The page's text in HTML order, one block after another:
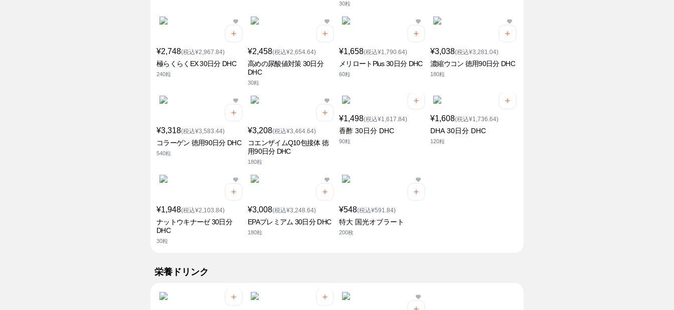
30粒
¥2,748(税込¥2,967.84)
極らくらくEX 30日分 DHC
240粒
¥2,458(税込¥2,654.64)
高めの尿酸値対策 30日分
DHC
30粒
¥1,658(税込¥1,790.64)
メリロートPlus 30日分 DHC
60粒
¥3,038(税込¥3,281.04)
濃縮ウコン 徳用90日分 DHC
180粒
¥3,318(税込¥3,583.44)
コラーゲン 徳用90日分 DHC
540粒
¥3,208(税込¥3,464.64)
コエンザイムQ10包接体 徳
用90日分 DHC
180粒
¥1,498(税込¥1,617.84)
香酢 30日分 DHC
90粒
¥1,608(税込¥1,736.64)
DHA 30日分 DHC
120粒
¥1,948(税込¥2,103.84)
ナットウキナーゼ 30日分
DHC
30粒
¥3,008(税込¥3,248.64)
EPAプレミアム 30日分 DHC
180粒
¥548(税込¥591.84)
特大 国光オブラート
200枚
栄養ドリンク